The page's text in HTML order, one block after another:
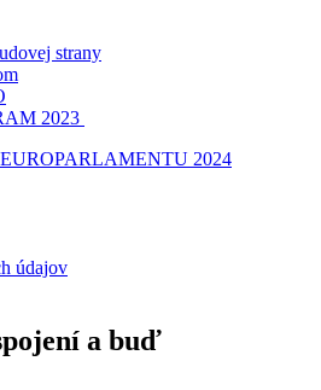
strany
2023
EUROPARLAMENTU 2024
údajov
a buď